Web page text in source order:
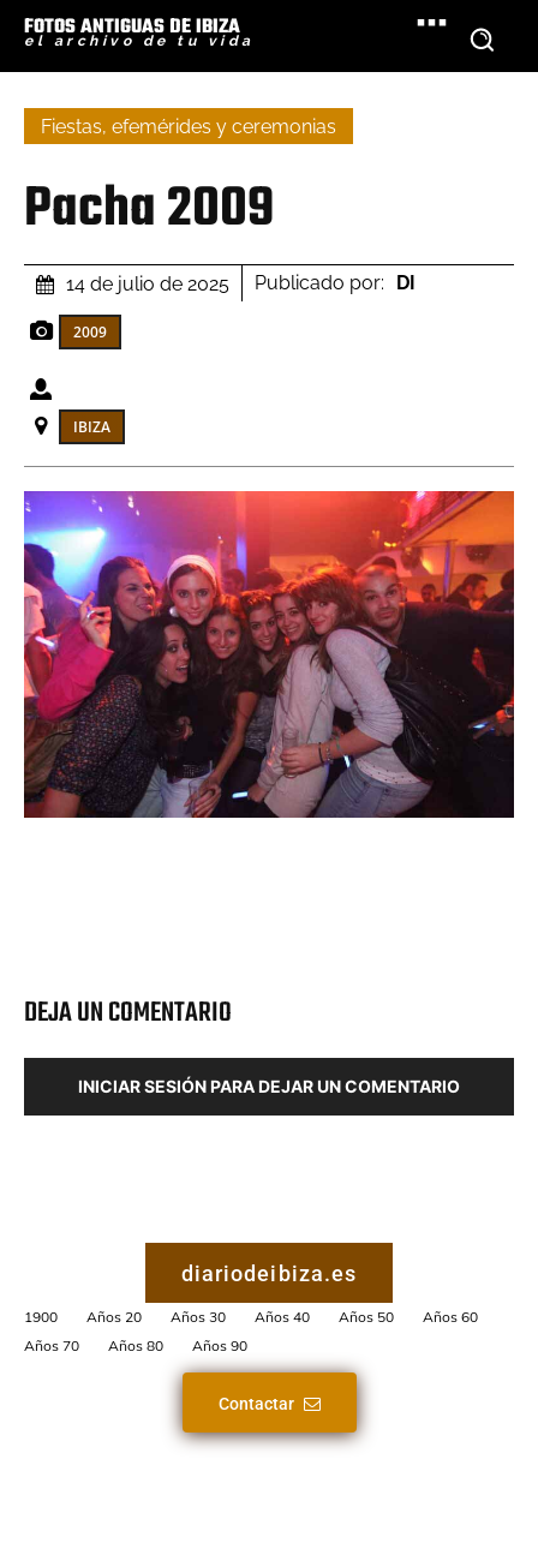
FOTOS ANTIGUAS DE IBIZA
el archivo de tu vida
Fiestas, efemérides y ceremonias
Pacha 2009
14 de julio de 2025 Publicado por: DI
2009
IBIZA
DEJA UN COMENTARIO
INICIAR SESIÓN PARA DEJAR UN COMENTARIO
diariodeibiza.es
1900 Años 20 Años 30 Años 40 Años 50
Años 60
Años 70
Años 80 Años 90
Contactar